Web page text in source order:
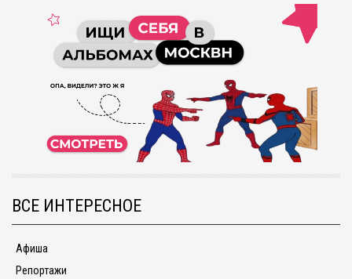
ВСЕ ИНТЕРЕСНОЕ
Афиша
Репортажи